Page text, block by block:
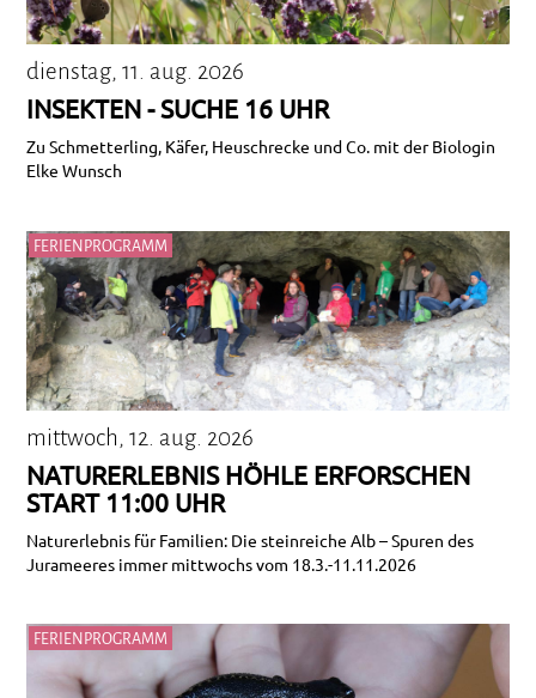
dienstag, 11. aug. 2026
INSEKTEN - SUCHE 16 UHR
Zu Schmetterling, Käfer, Heuschrecke und Co. mit der Biologin
Elke Wunsch
FERIENPROGRAMM
mittwoch, 12. aug. 2026
NATURERLEBNIS HÖHLE ERFORSCHEN
START 11:00 UHR
Naturerlebnis für Familien: Die steinreiche Alb – Spuren des
Jurameeres immer mittwochs vom 18.3.-11.11.2026
FERIENPROGRAMM